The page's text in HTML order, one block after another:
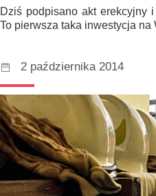
Dziś podpisano akt erekcyjny
To pierwsza taka inwestycja
2 października 2014